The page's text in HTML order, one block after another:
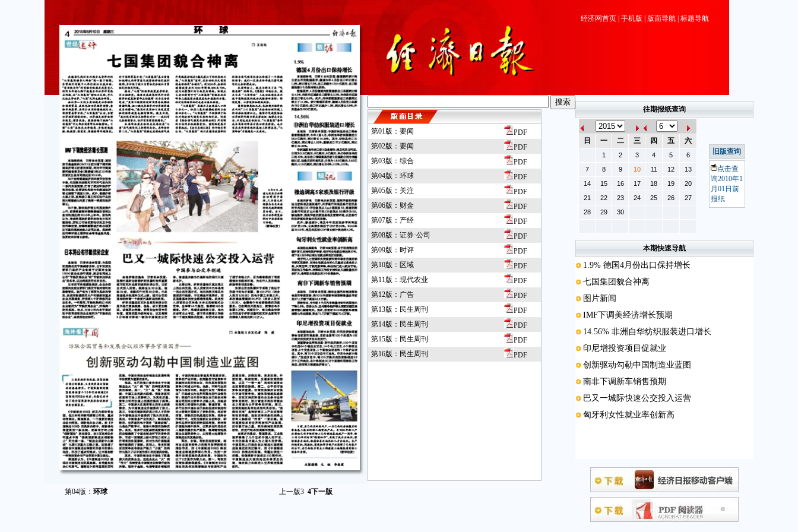
第04版： 环球 上一版3 4下一版
经济网首页 手机版 版面导航 标题导航
第01版：要闻
PDF
第02版：要闻
PDF
第03版：综合
PDF
第04版：环球
PDF
第05版：关注
PDF
第06版：财金
PDF
第07版：产经
PDF
第08版：证券·公司
PDF
第09版：时评
PDF
第10版：区域
PDF
第11版：现代农业
PDF
第12版：广告
PDF
第13版：民生周刊
PDF
第14版：民生周刊
PDF
第15版：民生周刊
PDF
第16版：民生周刊
PDF
往期报纸查询
日 一 二 三 四 五 六
1 2 3 4 5
6
7
8 9 10 11 12
13
14
15 16 17 18 19
20
21
22 23 24 25 26
27
28
29 30
旧版查询
点击查
询2010年1
月01日前
报纸
本期快速导航
1.9% 德国4月份出口保持增长
七国集团貌合神离
图片新闻
IMF下调美经济增长预期
14.56% 非洲自华纺织服装进口增长
印尼增投资项目促就业
创新驱动勾勒中国制造业蓝图
南非下调新车销售预期
巴又一城际快速公交投入运营
匈牙利女性就业率创新高